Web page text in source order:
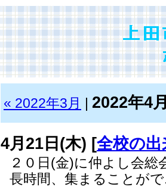
« 2022年3月 2022年4
4月21日(木) [全校の出
２０日(金)に仲よし会
長時間、集まることがで